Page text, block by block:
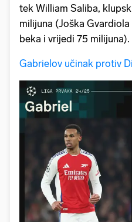
tek William Saliba,
milijuna (Joška
beka i vrijedi 75 milijuna).
Gabrielov učinak protiv